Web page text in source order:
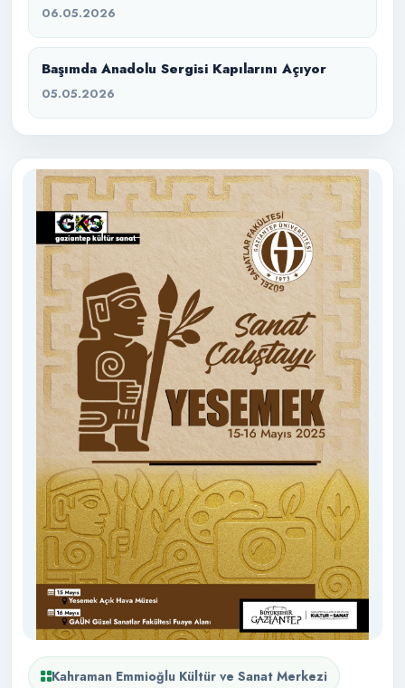
Kahraman Emmioğlu Kültür ve Sanat Merkezi
06.05.2026
Başımda Anadolu Sergisi Kapılarını Açıyor
05.05.2026